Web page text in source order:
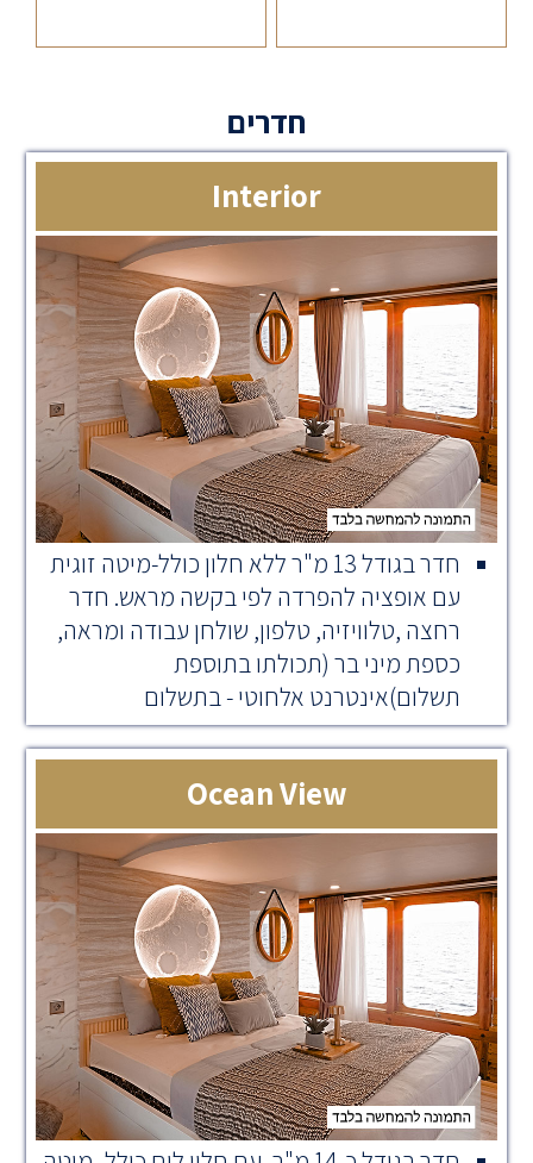
חדרים
Interior
חדר בגודל 13 מ"ר ללא חלון כולל-מיטה זוגית
עם אופציה להפרדה לפי בקשה מראש. חדר
רחצה ,טלוויזיה, טלפון, שולחן עבודה ומראה,
כספת מיני בר (תכולתו בתוספת
תשלום)אינטרנט אלחוטי - בתשלום
Ocean View